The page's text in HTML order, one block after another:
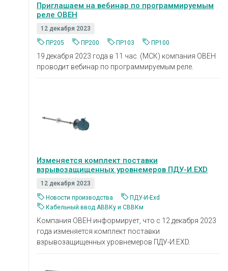
Приглашаем на вебинар по программируемым
реле ОВЕН
12 декабря 2023
ПР205
ПР200 ПР103 ПР100
19 декабря 2023 года в 11 час. (МСК) компания ОВЕН
проводит вебинар по программируемым реле.
Изменяется комплект поставки
взрывозащищенных уровнемеров ПДУ-И.EXD
12 декабря 2023
Новости производства
ПДУ-И-Exd
Кабельный ввод АВВКу и СВВКм
Компания ОВЕН информирует, что с 12 декабря 2023
года изменяется комплект поставки
взрывозащищенных уровнемеров ПДУ-И.EXD.